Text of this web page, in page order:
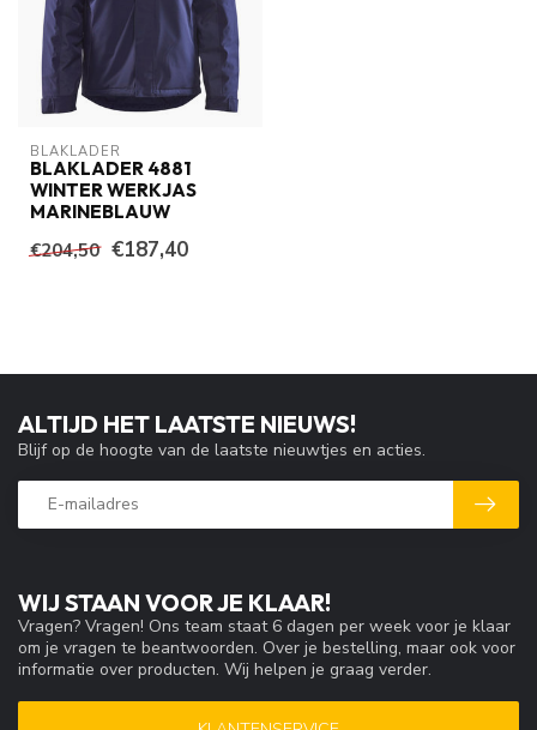
BLAKLADER
BLAKLADER 4881
WINTER WERKJAS
MARINEBLAUW
€204,50 €187,40
WIJ STAAN VOOR JE KLAAR!
Vragen? Vragen! Ons team staat 6 dagen per week voor je klaar
om je vragen te beantwoorden. Over je bestelling, maar ook voor
informatie over producten. Wij helpen je graag verder.
ALTIJD HET LAATSTE NIEUWS!
Blijf op de hoogte van de laatste nieuwtjes en acties.